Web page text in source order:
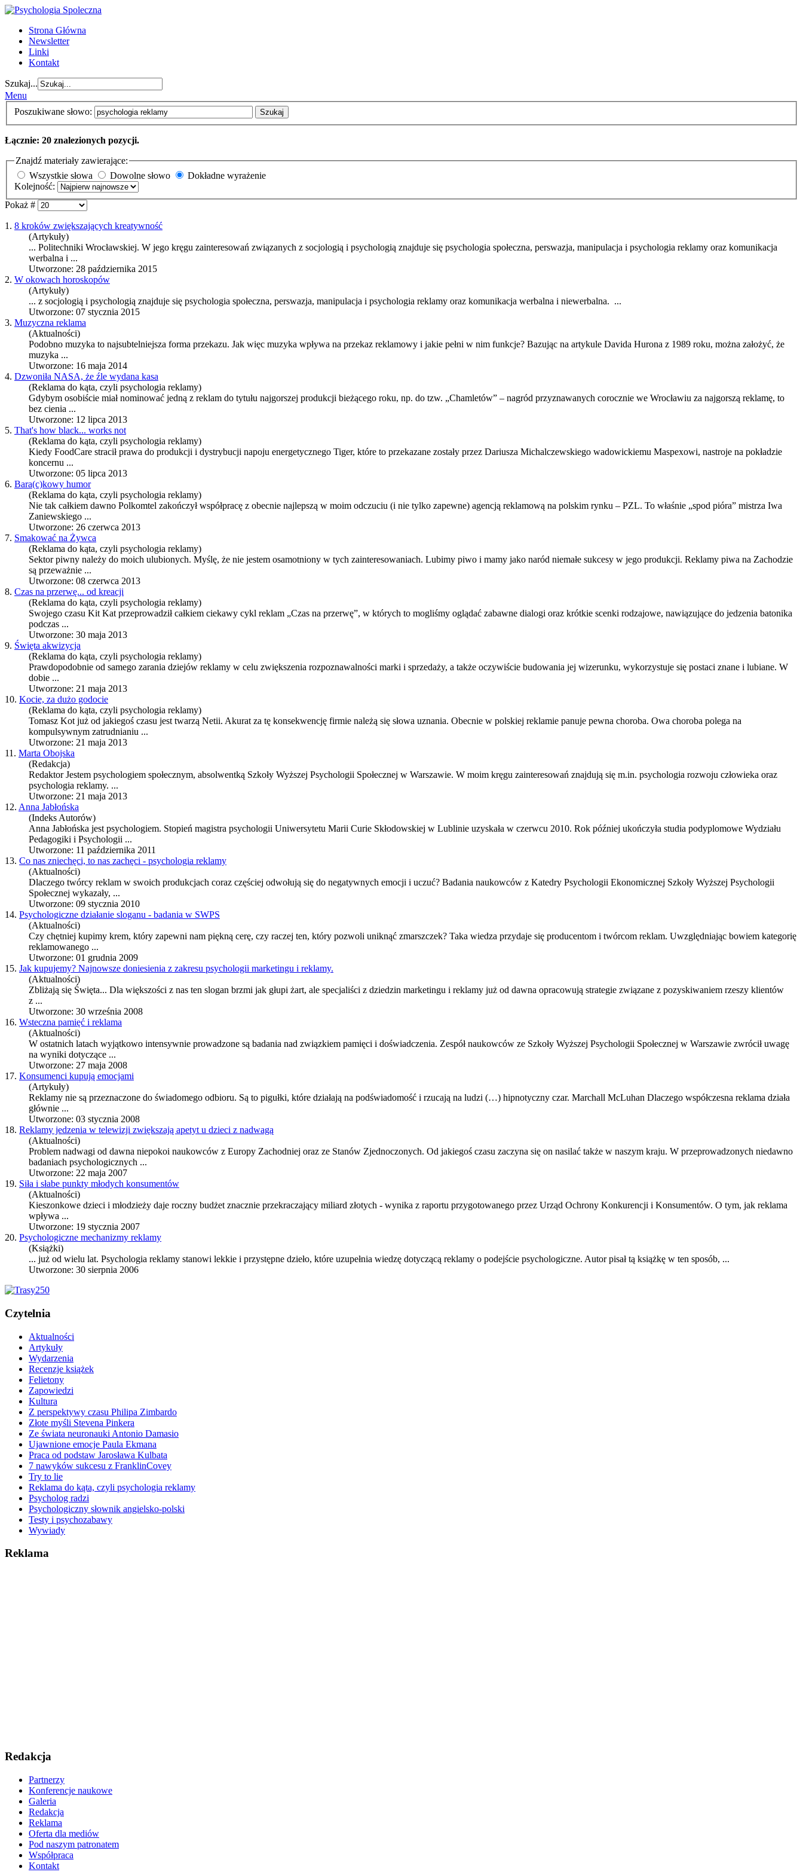
Strona Główna
Newsletter
Linki
Kontakt
Szukaj...
Menu
Poszukiwane słowo:
Szukaj
Łącznie: 20 znalezionych pozycji.
Znajdź materiały zawierające:
Wszystkie słowa
Dowolne słowo
Dokładne wyrażenie
Kolejność:
Pokaż #
1. 8 kroków zwiększających kreatywność
(Artykuły)
... Politechniki Wrocławskiej. W jego kręgu zainteresowań związanych z socjologią i psychologią znajduje się psychologia społeczna, perswazja, manipulacja i psychologia reklamy oraz komunikacja
werbalna i ...
Utworzone: 28 października 2015
2. W okowach horoskopów
(Artykuły)
... z socjologią i psychologią znajduje się psychologia społeczna, perswazja, manipulacja i psychologia reklamy oraz komunikacja werbalna i niewerbalna. ...
Utworzone: 07 stycznia 2015
3. Muzyczna reklama
(Aktualności)
Podobno muzyka to najsubtelniejsza forma przekazu. Jak więc muzyka wpływa na przekaz reklamowy i jakie pełni w nim funkcje? Bazując na artykule Davida Hurona z 1989 roku, można założyć, że
muzyka ...
Utworzone: 16 maja 2014
4. Dzwoniła NASA, że źle wydana kasa
(Reklama do kąta, czyli psychologia reklamy)
Gdybym osobiście miał nominować jedną z reklam do tytułu najgorszej produkcji bieżącego roku, np. do tzw. „Chamletów” – nagród przyznawanych corocznie we Wrocławiu za najgorszą reklamę, to
bez cienia ...
Utworzone: 12 lipca 2013
5. That's how black... works not
(Reklama do kąta, czyli psychologia reklamy)
Kiedy FoodCare stracił prawa do produkcji i dystrybucji napoju energetycznego Tiger, które to przekazane zostały przez Dariusza Michalczewskiego wadowickiemu Maspexowi, nastroje na pokładzie
koncernu ...
Utworzone: 05 lipca 2013
6. Bara(c)kowy humor
(Reklama do kąta, czyli psychologia reklamy)
Nie tak całkiem dawno Polkomtel zakończył współpracę z obecnie najlepszą w moim odczuciu (i nie tylko zapewne) agencją reklamową na polskim rynku – PZL. To właśnie „spod pióra” mistrza Iwa
Zaniewskiego ...
Utworzone: 26 czerwca 2013
7. Smakować na Żywca
(Reklama do kąta, czyli psychologia reklamy)
Sektor piwny należy do moich ulubionych. Myślę, że nie jestem osamotniony w tych zainteresowaniach. Lubimy piwo i mamy jako naród niemałe sukcesy w jego produkcji. Reklamy piwa na Zachodzie
są przeważnie ...
Utworzone: 08 czerwca 2013
8. Czas na przerwę... od kreacji
(Reklama do kąta, czyli psychologia reklamy)
Swojego czasu Kit Kat przeprowadził całkiem ciekawy cykl reklam „Czas na przerwę”, w których to mogliśmy oglądać zabawne dialogi oraz krótkie scenki rodzajowe, nawiązujące do jedzenia batonika
podczas ...
Utworzone: 30 maja 2013
9. Święta akwizycja
(Reklama do kąta, czyli psychologia reklamy)
Prawdopodobnie od samego zarania dziejów reklamy w celu zwiększenia rozpoznawalności marki i sprzedaży, a także oczywiście budowania jej wizerunku, wykorzystuje się postaci znane i lubiane. W
dobie ...
Utworzone: 21 maja 2013
10. Kocie, za dużo godocie
(Reklama do kąta, czyli psychologia reklamy)
Tomasz Kot już od jakiegoś czasu jest twarzą Netii. Akurat za tę konsekwencję firmie należą się słowa uznania. Obecnie w polskiej reklamie panuje pewna choroba. Owa choroba polega na
kompulsywnym zatrudnianiu ...
Utworzone: 21 maja 2013
11. Marta Obojska
(Redakcja)
Redaktor Jestem psychologiem społecznym, absolwentką Szkoły Wyższej Psychologii Społecznej w Warszawie. W moim kręgu zainteresowań znajdują się m.in. psychologia rozwoju człowieka oraz
psychologia reklamy. ...
Utworzone: 21 maja 2013
12. Anna Jabłońska
(Indeks Autorów)
Anna Jabłońska jest psychologiem. Stopień magistra psychologii Uniwersytetu Marii Curie Skłodowskiej w Lublinie uzyskała w czerwcu 2010. Rok później ukończyła studia podyplomowe Wydziału
Pedagogiki i Psychologii ...
Utworzone: 11 października 2011
13. Co nas zniechęci, to nas zachęci - psychologia reklamy
(Aktualności)
Dlaczego twórcy reklam w swoich produkcjach coraz częściej odwołują się do negatywnych emocji i uczuć? Badania naukowców z Katedry Psychologii Ekonomicznej Szkoły Wyższej Psychologii
Społecznej wykazały, ...
Utworzone: 09 stycznia 2010
14. Psychologiczne działanie sloganu - badania w SWPS
(Aktualności)
Czy chętniej kupimy krem, który zapewni nam piękną cerę, czy raczej ten, który pozwoli uniknąć zmarszczek? Taka wiedza przydaje się producentom i twórcom reklam. Uwzględniając bowiem kategorię
reklamowanego ...
Utworzone: 01 grudnia 2009
15. Jak kupujemy? Najnowsze doniesienia z zakresu psychologii marketingu i reklamy.
(Aktualności)
Zbliżają się Święta... Dla większości z nas ten slogan brzmi jak głupi żart, ale specjaliści z dziedzin marketingu i reklamy już od dawna opracowują strategie związane z pozyskiwaniem rzeszy klientów
z ...
Utworzone: 30 września 2008
16. Wsteczna pamięć i reklama
(Aktualności)
W ostatnich latach wyjątkowo intensywnie prowadzone są badania nad związkiem pamięci i doświadczenia. Zespół naukowców ze Szkoły Wyższej Psychologii Społecznej w Warszawie zwrócił uwagę
na wyniki dotyczące ...
Utworzone: 27 maja 2008
17. Konsumenci kupują emocjami
(Artykuły)
Reklamy nie są przeznaczone do świadomego odbioru. Są to pigułki, które działają na podświadomość i rzucają na ludzi (…) hipnotyczny czar. Marchall McLuhan Dlaczego współczesna reklama działa
głównie ...
Utworzone: 03 stycznia 2008
18. Reklamy jedzenia w telewizji zwiększają apetyt u dzieci z nadwagą
(Aktualności)
Problem nadwagi od dawna niepokoi naukowców z Europy Zachodniej oraz ze Stanów Zjednoczonych. Od jakiegoś czasu zaczyna się on nasilać także w naszym kraju. W przeprowadzonych niedawno
badaniach psychologicznych ...
Utworzone: 22 maja 2007
19. Siła i słabe punkty młodych konsumentów
(Aktualności)
Kieszonkowe dzieci i młodzieży daje roczny budżet znacznie przekraczający miliard złotych - wynika z raportu przygotowanego przez Urząd Ochrony Konkurencji i Konsumentów. O tym, jak reklama
wpływa ...
Utworzone: 19 stycznia 2007
20. Psychologiczne mechanizmy reklamy
(Książki)
... już od wielu lat. Psychologia reklamy stanowi lekkie i przystępne dzieło, które uzupełnia wiedzę dotyczącą reklamy o podejście psychologiczne. Autor pisał tą książkę w ten sposób, ...
Utworzone: 30 sierpnia 2006
Czytelnia
Aktualności
Artykuły
Wydarzenia
Recenzje książek
Felietony
Zapowiedzi
Kultura
Z perspektywy czasu Philipa Zimbardo
Złote myśli Stevena Pinkera
Ze świata neuronauki Antonio Damasio
Ujawnione emocje Paula Ekmana
Praca od podstaw Jarosława Kulbata
7 nawyków sukcesu z FranklinCovey
Try to lie
Reklama do kąta, czyli psychologia reklamy
Psycholog radzi
Psychologiczny słownik angielsko-polski
Testy i psychozabawy
Wywiady
Reklama
Redakcja
Partnerzy
Konferencje naukowe
Galeria
Redakcja
Reklama
Oferta dla mediów
Pod naszym patronatem
Współpraca
Kontakt